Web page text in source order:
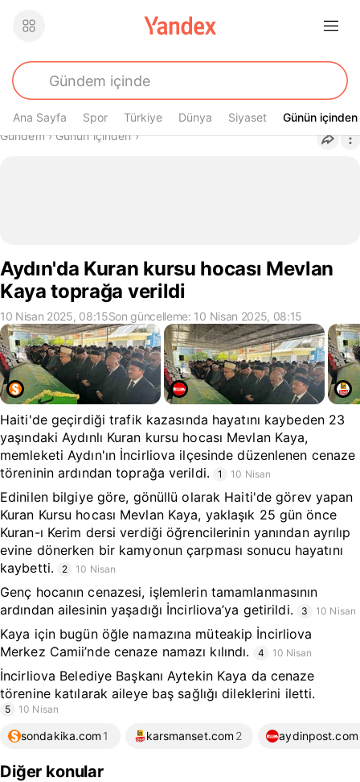
Ana Sayfa Spor Türkiye Dünya Siyaset Günün içinden
Günün içinden
Buradasın
Gündem› Günün içinden›
Aydın'da Kuran kursu hocası Mevlan
Kaya toprağa verildi
10 Nisan 2025, 08:15Son güncelleme: 10 Nisan 2025, 08:15
Haiti'de geçirdiği trafik kazasında hayatını kaybeden 23
yaşındaki Aydınlı Kuran kursu hocası Mevlan Kaya,
memleketi Aydın'ın İncirliova ilçesinde düzenlenen cenaze
töreninin ardından toprağa verildi.
1 10 Nisan
Edinilen bilgiye göre, gönüllü olarak Haiti'de görev yapan
Kuran Kursu hocası Mevlan Kaya, yaklaşık 25 gün önce
Kuran-ı Kerim dersi verdiği öğrencilerinin yanından ayrılıp
evine dönerken bir kamyonun çarpması sonucu hayatını
kaybetti.
2 10 Nisan
Genç hocanın cenazesi, işlemlerin tamamlanmasının
ardından ailesinin yaşadığı İncirliova’ya getirildi.
3 10 Nisan
Kaya için bugün öğle namazına müteakip İncirliova
Merkez Camii’nde cenaze namazı kılındı.
4 10 Nisan
İncirliova Belediye Başkanı Aytekin Kaya da cenaze
törenine katılarak aileye baş sağlığı dileklerini iletti.
5 10 Nisan
sondakika.com 1 karsmanset.com 2 aydinpost.com
Diğer konular